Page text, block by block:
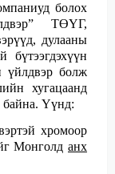
болох
ТӨҮГ,
дулааны
бүтээгдэхүүн
үйлдвэр болж
хугацаанд
байна. Үүнд:
хромоор
Монголд анх